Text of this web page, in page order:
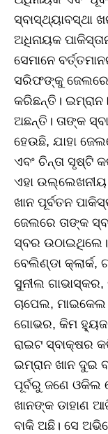
ସ୍ବାସ୍ଥ୍ୟାବସ୍ଥା
ଅଧିନାୟକ
ସେମାନେ
ସରିଫଙ୍କୁ ଜେଲରେ
କରିଛନ୍ତି।
ଅଛନ୍ତି। ତାଙ୍କ
ହେଉଛି, ଯାହା
ଏବଂ ଚିନ୍ତା ସୃଷ୍ଟି
ଏହା
ଖାନ ପୂର୍ବତନ
ଜେଲରେ ତାଙ୍କ
ସ୍ବର ଉଠାଇଥିଲେ।
ବେଲିଣ୍ଡା
ସୁନୀଲ
ଚାପେଲ,
ଗୋଭର, କିମ
ରାଇଟ ସ୍ବାକ୍ଷର
ଇମ୍ରାନ ଖାନ ଦୁଇ
ପୂର୍ବରୁ ଜଣେ ଓକିଲ
ଖାନଙ୍କ ଡାହାଣ
ବାକି ଅଛି। ସେ